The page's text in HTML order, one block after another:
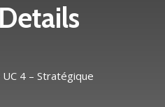
UC 4 – Stratégique